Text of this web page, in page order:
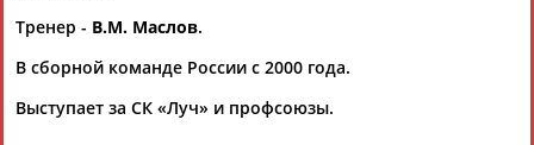
Флюра
АББАТЕ-
БУЛАТОВА
Татьяна
АББЯСОВА
Акжана
АБДИКАРИМОВА
Тренер - В.М. Маслов.
В сборной команде России с 2000 года.
Выступает за СК «Луч» и профсоюзы.